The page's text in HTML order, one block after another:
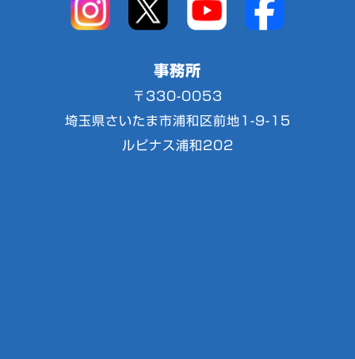
事務所
〒330-0053
埼玉県さいたま市浦和区前地1-9-15
ルピナス浦和202